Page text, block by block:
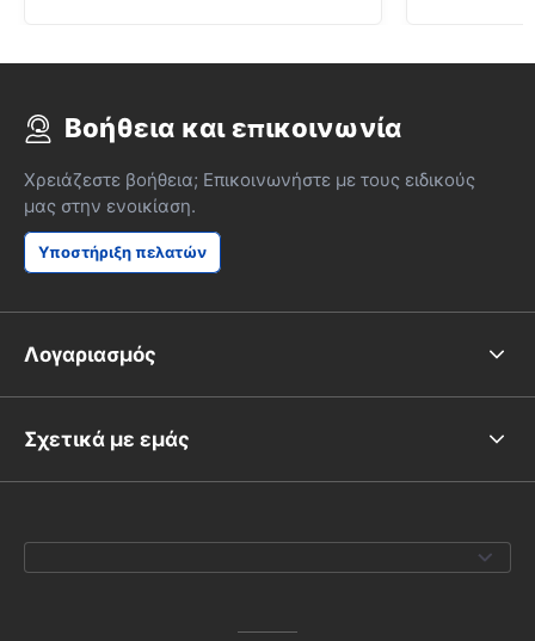
Βοήθεια και επικοινωνία
Χρειάζεστε βοήθεια; Επικοινωνήστε με τους ειδικούς
μας στην ενοικίαση.
Υποστήριξη πελατών
Λογαριασμός
Σχετικά με εμάς